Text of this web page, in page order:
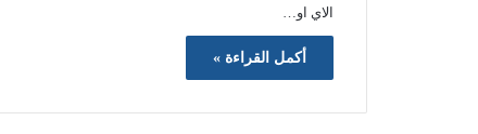
الاي او…
أكمل القراءة »